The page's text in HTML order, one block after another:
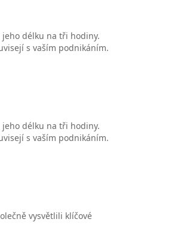
délku na tři hodiny.
s vaším podnikáním.
délku na tři hodiny.
s vaším podnikáním.
vysvětlili klíčové